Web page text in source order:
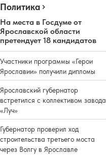
Политика
На места в Госдуме от
Ярославской области
претендует 18 кандидатов
Участники программы «Герои
Ярославии» получили дипломы
Ярославский губернатор
встретился с коллективом завода
«Луч»
Губернатор проверил ход
строительства третьего моста
через Волгу в Ярославле